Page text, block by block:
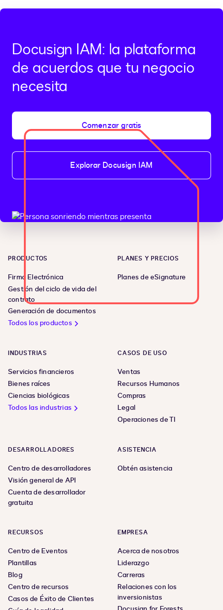
Docusign IAM: la plataforma
de acuerdos que tu negocio
necesita
Comenzar gratis
Explorar Docusign IAM
PRODUCTOS
Firma Electrónica
Gestión del ciclo de vida del
contrato
Generación de documentos
Todos los productos
PLANES Y PRECIOS
Planes de eSignature
INDUSTRIAS
Servicios financieros
Bienes raíces
Ciencias biológicas
Todos las industrias
CASOS DE USO
Ventas
Recursos Humanos
Compras
Legal
Operaciones de TI
DESARROLLADORES
Centro de desarrolladores
Visión general de API
Cuenta de desarrollador
gratuita
ASISTENCIA
Obtén asistencia
RECURSOS
Centro de Eventos
Plantillas
Blog
Centro de recursos
Casos de Éxito de Clientes
EMPRESA
Acerca de nosotros
Liderazgo
Carreras
Relaciones con los
inversionistas